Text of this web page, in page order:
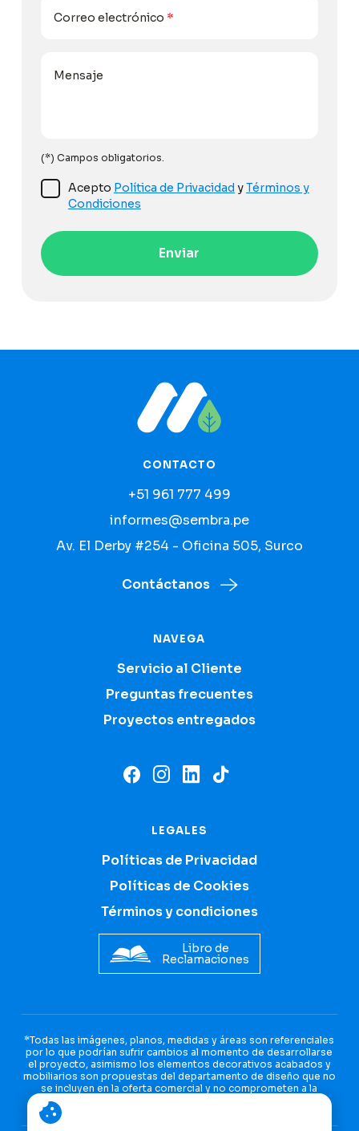
Correo electrónico *
Mensaje
(*) Campos obligatorios.
Acepto Política de Privacidad yTérminos y
Condiciones
CONTACTO
+51 961 777 499
informes@sembra.pe
Av. El Derby #254 - Oficina 505, Surco
Contáctanos
NAVEGA
Servicio al Cliente
Preguntas frecuentes
Proyectos entregados
LEGALES
Políticas de Privacidad
Políticas de Cookies
Términos y condiciones
Libro de
Reclamaciones
*Todas las imágenes, planos, medidas y áreas son referenciales
por lo que podrían sufrir cambios al momento de desarrollarse
el proyecto, asimismo los elementos decorativos acabados y
mobiliarios son propuestas del departamento de diseño que no
se incluyen en la oferta comercial y no comprometen a la